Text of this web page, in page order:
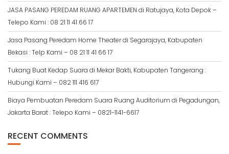
JASA PASANG PEREDAM RUANG APARTEMEN di Ratujaya, Kota Depok –
Telepo Kami : 08 21 11 41 66 17
Jasa Pasang Peredam Home Theater di Segarajaya, Kabupaten
Bekasi : Telp Kami – 08 21 11 41 66 17
Tukang Buat Kedap Suara di Mekar Bakti, Kabupaten Tangerang :
Hubungi Kami – 082 111 416 617
Biaya Pembuatan Peredam Suara Ruang Auditorium di Pegadungan,
Jakarta Barat : Telepo Kami – 0821-1141-6617
RECENT COMMENTS